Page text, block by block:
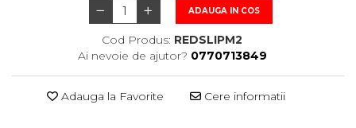
ADAUGA IN COS
Cod Produs: REDSLIPM2
Ai nevoie de ajutor? 0770713849
Adauga la Favorite Cere informatii